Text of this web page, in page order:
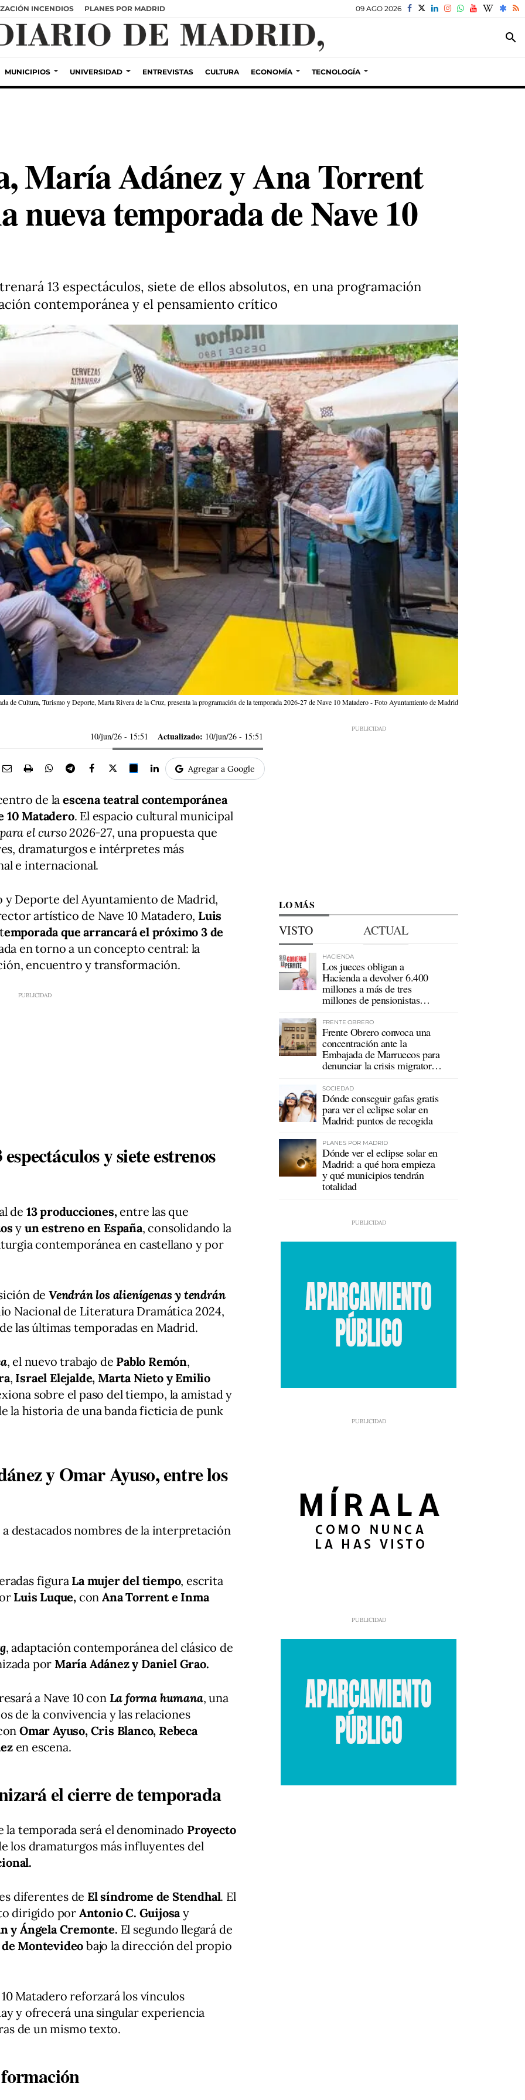
INCENDIOS PLANES POR MADRID 09 AGO 2026
search
MUNICIPIOS UNIVERSIDAD ENTREVISTAS CULTURA ECONOMÍA TECNOLOGÍA
María Adánez y Ana Torrent
nueva temporada de Nave 10
13 espectáculos, siete de ellos absolutos, en una programación
contemporánea y el pensamiento crítico
de Cultura, Turismo y Deporte, Marta Rivera de la Cruz, presenta la programación de la temporada 2026-27 de Nave 10 Matadero - Foto Ayuntamiento de Madrid
10/jun/26 - 15:51 Actualizado: 10/jun/26 - 15:51
Agregar a Google
de laescena teatral contemporánea
10 Matadero. El espacio cultural municipal
el curso 2026-27, una propuesta que
dramaturgos e intérpretes más
e internacional.
y Deporte del Ayuntamiento de Madrid,
artístico de Nave 10 Matadero, Luis
emporada que arrancará el próximo 3 de
en torno a un concepto central: la
encuentro y transformación.
y siete estrenos
de 13 producciones, entre las que
y un estreno en España, consolidando la
contemporánea en castellano y por
de Vendrán los alienígenas y tendrán
Nacional de Literatura Dramática 2024,
las últimas temporadas en Madrid.
, el nuevo trabajo de Pablo Remón,
, Israel Elejalde, Marta Nieto y Emilio
sobre el paso del tiempo, la amistad y
la historia de una banda ficticia de punk
y Omar Ayuso, entre los
destacados nombres de la interpretación
figura La mujer del tiempo, escrita
Luis Luque, conAna Torrent e Inma
, adaptación contemporánea del clásico de
por María Adánez y Daniel Grao.
a Nave 10 con La forma humana, una
de la convivencia y las relaciones
Omar Ayuso, Cris Blanco, Rebeca
en escena.
el cierre de temporada
temporada será el denominado Proyecto
los dramaturgos más influyentes del
diferentes de El síndrome de Stendhal. El
dirigido por Antonio C. Guijosay
y Ángela Cremonte. El segundo llegará de
Montevideo bajo la dirección del propio
Matadero reforzará los vínculos
y ofrecerá una singular experiencia
de un mismo texto.
LO MÁS
VISTO ACTUAL
HACIENDA
Los jueces obligan a
Hacienda a devolver 6.400
millones a más de tres
millones de pensionistas
FRENTE OBRERO
Frente Obrero convoca una
concentración ante la
Embajada de Marruecos para
denunciar la crisis migratoria
SOCIEDAD
Dónde conseguir gafas gratis
para ver el eclipse solar en
Madrid: puntos de recogida
PLANES POR MADRID
Dónde ver el eclipse solar en
Madrid: a qué hora empieza
y qué municipios tendrán
totalidad